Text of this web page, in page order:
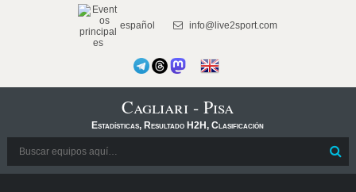
español info@live2sport.com
Cagliari - Pisa
Estadísticas, Resultado H2H, Clasificación